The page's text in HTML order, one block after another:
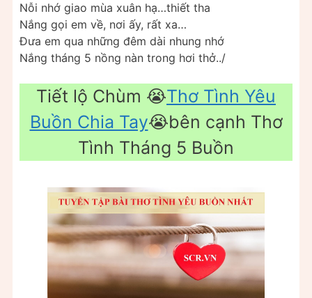
Nỗi nhớ giao mùa xuân hạ…thiết tha
Nắng gọi em về, nơi ấy, rất xa…
Đưa em qua những đêm dài nhung nhớ
Nắng tháng 5 nồng nàn trong hơi thở../
Tiết lộ Chùm 😭Thơ Tình Yêu
Buồn Chia Tay😭bên cạnh Thơ
Tình Tháng 5 Buồn